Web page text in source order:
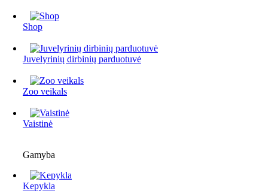
Shop
Juvelyrinių dirbinių parduotuvė
Zoo veikals
Vaistinė
Gamyba
Kepykla